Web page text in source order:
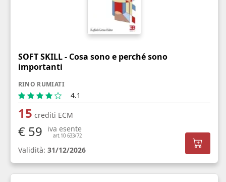
SOFT SKILL - Cosa sono e perché sono
importanti
RINO RUMIATI
4.1
15 crediti ECM
€ 59 iva esente
art.10 633/72
Validità: 31/12/2026